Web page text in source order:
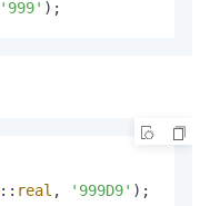
'999' );
:: real , '999D9' );